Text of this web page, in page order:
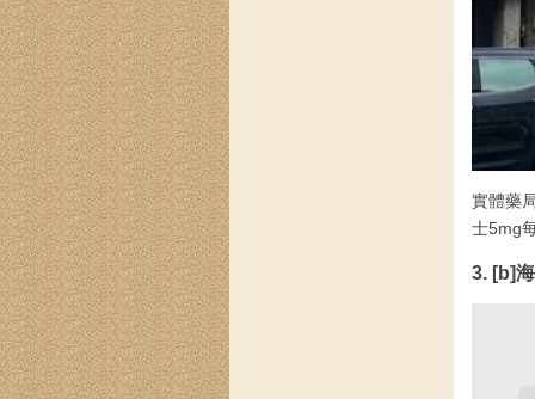
實體藥
士5mg
3. [b]